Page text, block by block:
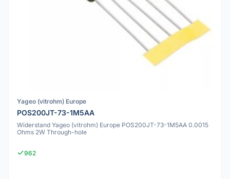
Yageo (vitrohm) Europe
POS200JT-73-1M5AA
Widerstand Yageo (vitrohm) Europe POS200JT-73-1M5AA 0.0015
Ohms 2W Through-hole
962